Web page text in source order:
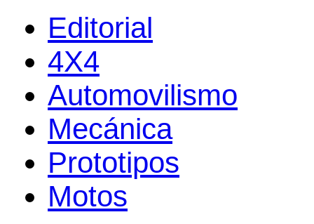
Editorial
4X4
Automovilismo
Mecánica
Prototipos
Motos